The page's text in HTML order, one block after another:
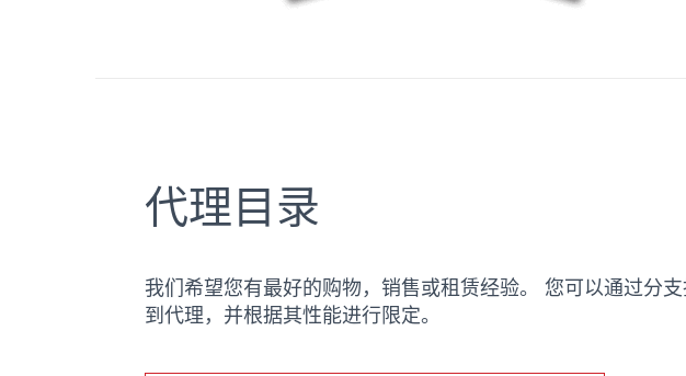
代理目录
我们希望您有最好的购物，销售或租赁经验。 您可以通过分
到代理，并根据其性能进行限定。